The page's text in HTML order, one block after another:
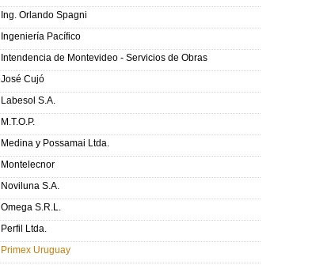
Ing. Orlando Spagni
Ingeniería Pacífico
Intendencia de Montevideo - Servicios de Obras
José Cujó
Labesol S.A.
M.T.O.P.
Medina y Possamai Ltda.
Montelecnor
Noviluna S.A.
Omega S.R.L.
Perfil Ltda.
Primex Uruguay